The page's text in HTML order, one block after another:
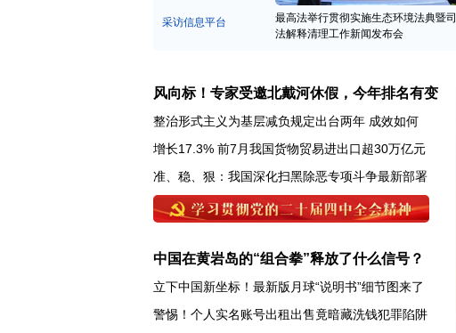
采访信息平台
最高法举行贯彻实施生态环境法典暨司
法解释清理工作新闻发布会
风向标！专家受邀北戴河休假，今年排名有变
整治形式主义为基层减负规定出台两年 成效如何
增长17.3% 前7月我国货物贸易进出口超30万亿元
准、稳、狠：我国深化扫黑除恶专项斗争最新部署
中国在黄岩岛的“组合拳”释放了什么信号？
立下中国新坐标！最新版月球“说明书”细节图来了
警惕！个人实名账号出租出售竟暗藏洗钱犯罪陷阱